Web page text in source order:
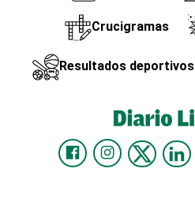
Crucigramas
Resultados deportivos